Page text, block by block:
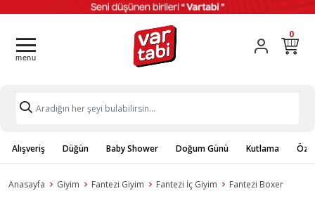
0
Alışveriş Düğün Baby Shower Doğum Günü Kutlama
Anasayfa Giyim Fantezi Giyim Fantezi İç Giyim Fantezi Boxer